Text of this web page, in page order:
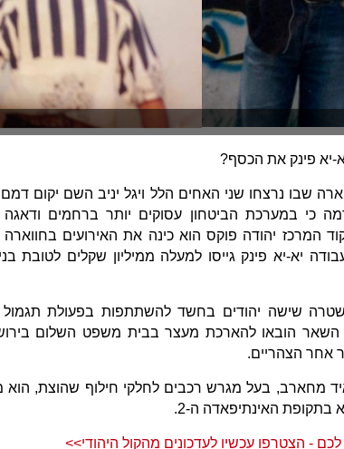
יא פינק את הכסף?
שבו נרצחו שני האחים הלל ויגל יניב השם יקום
כי במערכת הביטחון עסוקים יותר ברחמים ודאגה
המרכז יהודה פוקס הוא כינה את האירועים בחווארה
יא-יא פינק גייסו למעלה ממיליון שקלים לטובת
שישה יהודים בחשד להשתתפות בפעולת
הובאו להארכת מעצר בבית משפט השלום
אחר הצהריים.
מחארב, בעל מגרש רכבים לחלקי חילוף שהוצת,
- הצטרפו עכשיו לעדכונים מהקול היהודי>>